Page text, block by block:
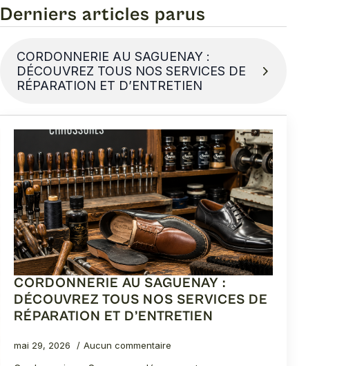
Derniers articles parus
CORDONNERIE AU SAGUENAY :
DÉCOUVREZ TOUS NOS SERVICES DE
RÉPARATION ET D’ENTRETIEN
CORDONNERIE AU SAGUENAY :
DÉCOUVREZ TOUS NOS SERVICES DE
RÉPARATION ET D’ENTRETIEN
mai 29, 2026 Aucun commentaire